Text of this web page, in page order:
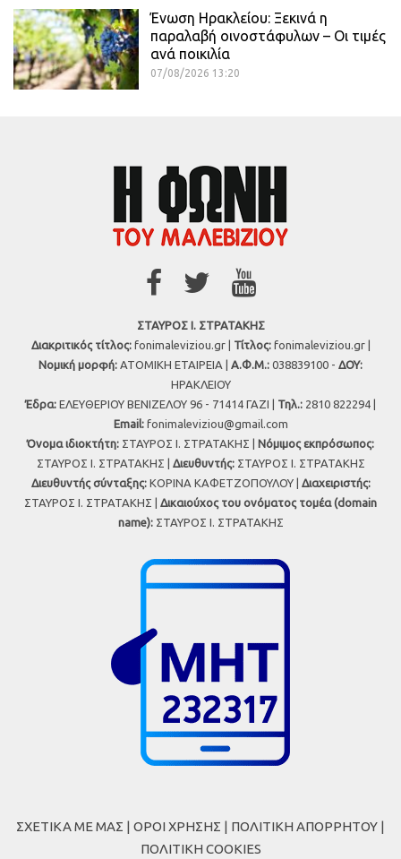
Ένωση Ηρακλείου: Ξεκινά η
παραλαβή οινοστάφυλων – Οι τιμές
ανά ποικιλία
07/08/2026 13:20
ΣΤΑΥΡΟΣ Ι. ΣΤΡΑΤΑΚΗΣ
Διακριτικός τίτλος:fonimaleviziou.gr | Τίτλος:fonimaleviziou.gr |
Νομική μορφή: ΑΤΟΜΙΚΗ ΕΤΑΙΡΕΙΑ | Α.Φ.Μ.: 038839100 - ΔΟΥ:
ΗΡΑΚΛΕΙΟΥ
Έδρα: ΕΛΕΥΘΕΡΙΟΥ ΒΕΝΙΖΕΛΟΥ 96 - 71414 ΓΑΖΙ | Τηλ.: 2810 822294 |
Εmail: fonimaleviziou@gmail.com
Όνομα ιδιοκτήτη: ΣΤΑΥΡΟΣ Ι. ΣΤΡΑΤΑΚΗΣ | Νόμιμος εκπρόσωπος:
ΣΤΑΥΡΟΣ Ι. ΣΤΡΑΤΑΚΗΣ | Διευθυντής:ΣΤΑΥΡΟΣ Ι. ΣΤΡΑΤΑΚΗΣ
Διευθυντής σύνταξης:ΚΟΡΙΝΑ ΚΑΦΕΤΖΟΠΟΥΛΟΥ | Διαχειριστής:
ΣΤΑΥΡΟΣ Ι. ΣΤΡΑΤΑΚΗΣ | Δικαιούχος του ονόματος τομέα (domain
name):ΣΤΑΥΡΟΣ Ι. ΣΤΡΑΤΑΚΗΣ
ΣΧΕΤΙΚΑ ΜΕ ΜΑΣ | ΟΡΟΙ ΧΡΗΣΗΣ | ΠΟΛΙΤΙΚΗ ΑΠΟΡΡΗΤΟΥ |
ΠΟΛΙΤΙΚΗ COOKIES